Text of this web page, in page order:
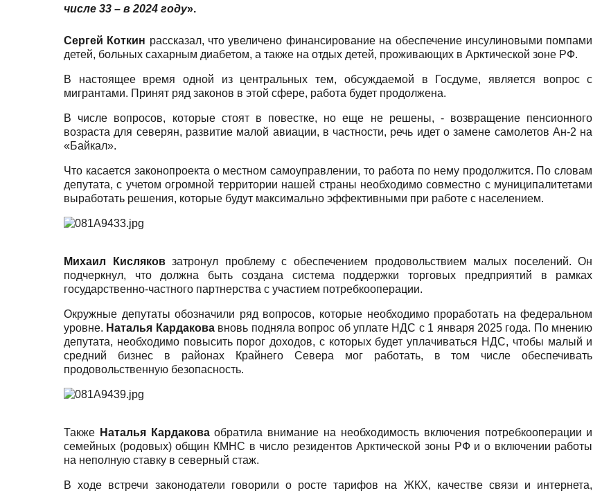
числе 33 – в 2024 году».
Сергей Коткин рассказал, что увеличено финансирование на обеспечение инсулиновыми помпами
детей, больных сахарным диабетом, а также на отдых детей, проживающих в Арктической зоне РФ.
В настоящее время одной из центральных тем, обсуждаемой в Госдуме, является вопрос с
мигрантами. Принят ряд законов в этой сфере, работа будет продолжена.
В числе вопросов, которые стоят в повестке, но еще не решены, - возвращение пенсионного
возраста для северян, развитие малой авиации, в частности, речь идет о замене самолетов Ан-2 на
«Байкал».
Что касается законопроекта о местном самоуправлении, то работа по нему продолжится. По словам
депутата, с учетом огромной территории нашей страны необходимо совместно с муниципалитетами
выработать решения, которые будут максимально эффективными при работе с населением.
Михаил Кисляковзатронул проблему с обеспечением продовольствием малых поселений. Он
подчеркнул, что должна быть создана система поддержки торговых предприятий в рамках
государственно-частного партнерства с участием потребкооперации.
Окружные депутаты обозначили ряд вопросов, которые необходимо проработать на федеральном
уровне. Наталья Кардаковавновь подняла вопрос об уплате НДС с 1 января 2025 года. По мнению
депутата, необходимо повысить порог доходов, с которых будет уплачиваться НДС, чтобы малый и
средний бизнес в районах Крайнего Севера мог работать, в том числе обеспечивать
продовольственную безопасность.
Также Наталья Кардаковаобратила внимание на необходимость включения потребкооперации и
семейных (родовых) общин КМНС в число резидентов Арктической зоны РФ и о включении работы
на неполную ставку в северный стаж.
В ходе встречи законодатели говорили о росте тарифов на ЖКХ, качестве связи и интернета,